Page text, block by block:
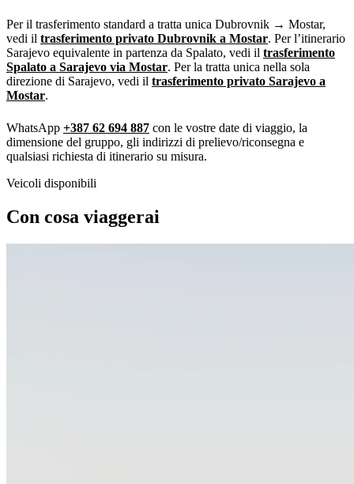
Per il trasferimento standard a tratta unica Dubrovnik → Mostar,
vedi il trasferimento privato Dubrovnik a Mostar. Per l’itinerario
Sarajevo equivalente in partenza da Spalato, vedi il trasferimento
Spalato a Sarajevo via Mostar. Per la tratta unica nella sola
direzione di Sarajevo, vedi il trasferimento privato Sarajevo a
Mostar.
WhatsApp +387 62 694 887 con le vostre date di viaggio, la
dimensione del gruppo, gli indirizzi di prelievo/riconsegna e
qualsiasi richiesta di itinerario su misura.
Veicoli disponibili
Con cosa viaggerai